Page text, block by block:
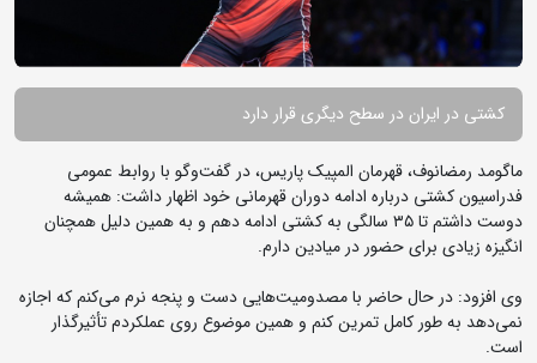
کشتی در ایران در سطح دیگری قرار دارد
ماگومد رمضانوف، قهرمان المپیک پاریس، در گفت‌وگو با روابط عمومی
فدراسیون کشتی درباره ادامه دوران قهرمانی خود اظهار داشت: همیشه
دوست داشتم تا ۳۵ سالگی به کشتی ادامه دهم و به همین دلیل همچنان
انگیزه زیادی برای حضور در میادین دارم.
وی افزود: در حال حاضر با مصدومیت‌هایی دست و پنجه نرم می‌کنم که اجازه
نمی‌دهد به طور کامل تمرین کنم و همین موضوع روی عملکردم تأثیرگذار
است.